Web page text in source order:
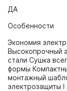
ДА
Особенности
Экономия
Высокопрочный
стали Сушка
формы
монтажный
электрозащиты I